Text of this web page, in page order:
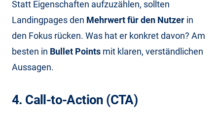
Statt Eigenschaften aufzuzählen, sollten
Landingpages den Mehrwert für den Nutzer in
den Fokus rücken. Was hat er konkret davon? Am
besten in Bullet Points mit klaren, verständlichen
Aussagen.
4. Call-to-Action (CTA)